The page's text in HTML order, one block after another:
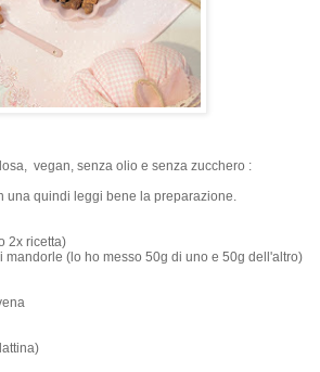
vegan, senza olio e senza zucchero :
una quindi leggi bene la preparazione.
2x ricetta)
mandorle (lo ho messo 50g di uno e 50g dell'altro)